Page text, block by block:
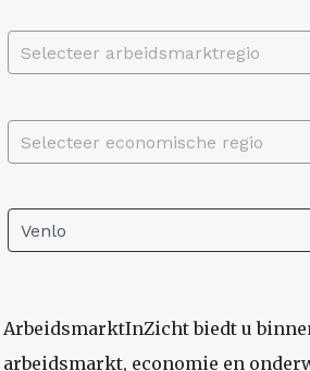
Selecteer arbeidsmarktregio
Selecteer economische regio
Venlo
ArbeidsmarktInZicht biedt u
arbeidsmarkt, economie en